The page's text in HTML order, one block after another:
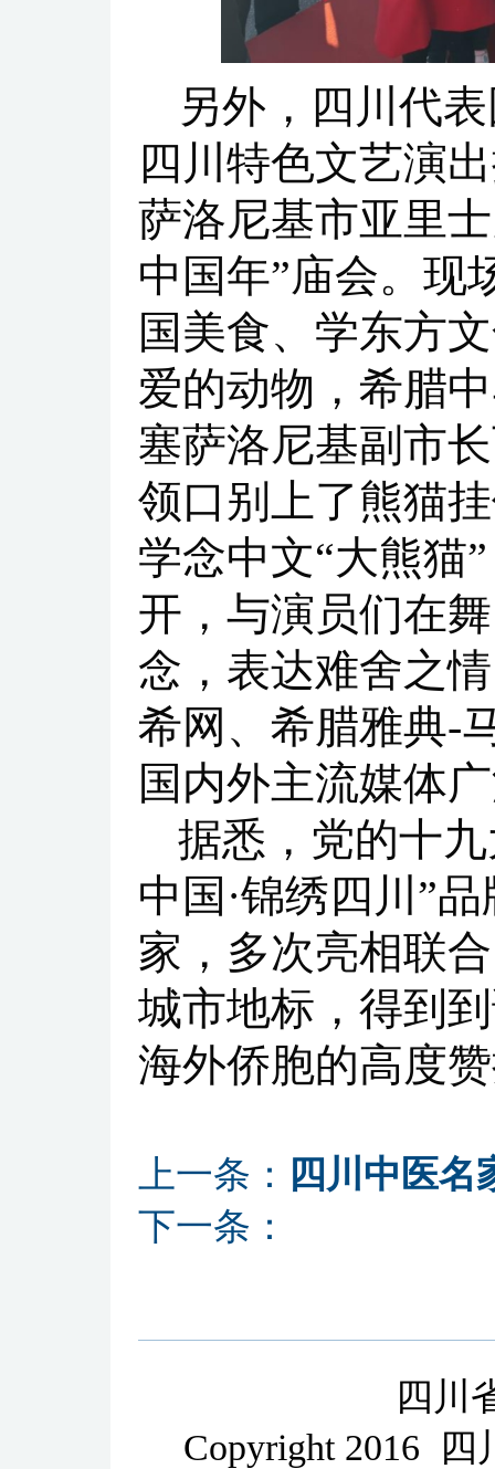
另外，四川代
四川特色文艺演
萨洛尼基市亚里
中国年”庙会。现
国美食、学东方
爱的动物，希腊
塞萨洛尼基副市
领口别上了熊猫
学念中文“大熊猫
开，与演员们在
念，表达难舍之
希网、希腊雅典-
国内外主流媒体
据悉，党的十
中国·锦绣四川”
家，多次亮相联
城市地标，得到
海外侨胞的高度
上一条：
四川中医名
下一条：
四川
Copyright 2016 四